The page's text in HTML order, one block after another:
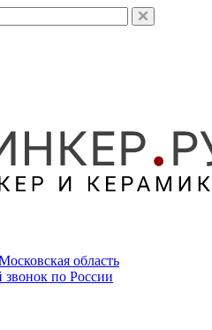
область
звонок по России